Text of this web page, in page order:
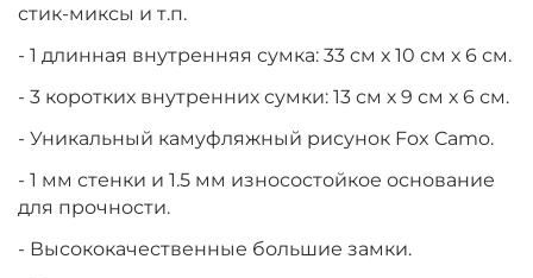
стик-миксы и т.п.
- 1 длинная внутренняя сумка: 33 см х 10 см х 6 см.
- 3 коротких внутренних сумки: 13 см х 9 см х 6 см.
- Уникальный камуфляжный рисунок Fox Camo.
- 1 мм стенки и 1.5 мм износостойкое основание
для прочности.
- Высококачественные большие замки.